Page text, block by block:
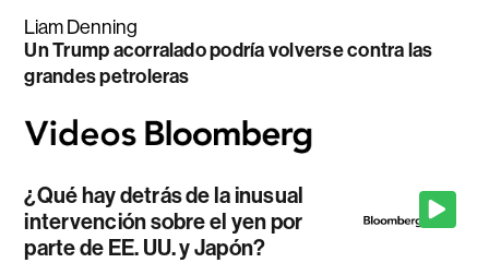
Liam Denning
Un Trump acorralado podría volverse contra las
grandes petroleras
¿Qué hay detrás de la inusual
intervención sobre el yen por
parte de EE. UU. y Japón?